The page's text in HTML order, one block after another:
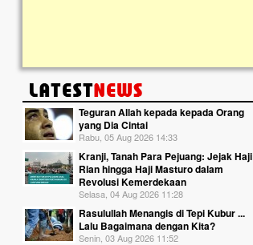
Teguran Allah kepada kepada Orang
yang Dia Cintai
Rabu, 05 Aug 2026 14:33
Kranji, Tanah Para Pejuang: Jejak Haji
Rian hingga Haji Masturo dalam
Revolusi Kemerdekaan
Selasa, 04 Aug 2026 11:28
Rasulullah Menangis di Tepi Kubur ...
Lalu Bagaimana dengan Kita?
Senin, 03 Aug 2026 11:52